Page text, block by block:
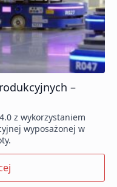
–
z wykorzystaniem
wyposażonej w